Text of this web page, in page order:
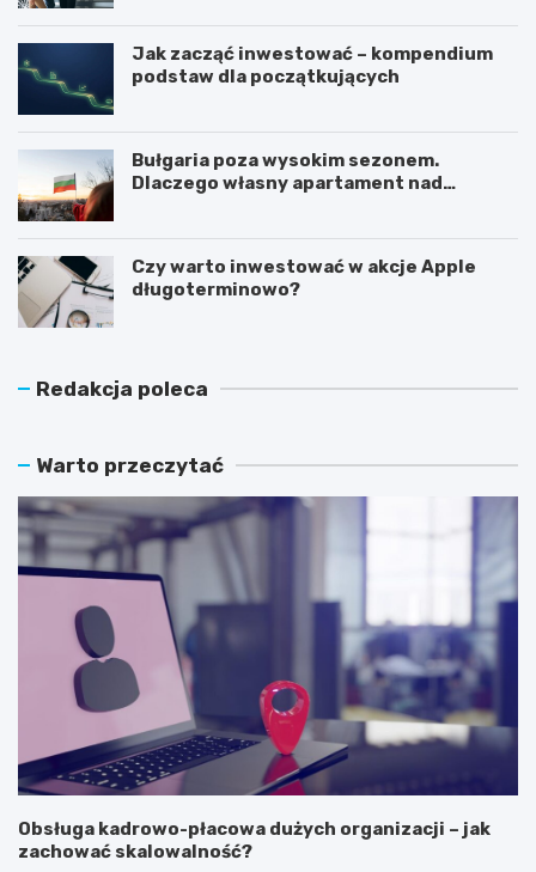
Jak zacząć inwestować – kompendium
podstaw dla początkujących
Bułgaria poza wysokim sezonem.
Dlaczego własny apartament nad
Czy warto inwestować w akcje Apple
długoterminowo?
Redakcja poleca
Warto przeczytać
Obsługa kadrowo-płacowa dużych organizacji – jak
zachować skalowalność?